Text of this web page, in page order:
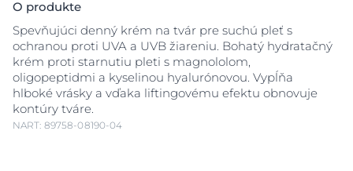
O produkte
Spevňujúci denný krém na tvár pre suchú pleť s
ochranou proti UVA a UVB žiareniu. Bohatý hydratačný
krém proti starnutiu pleti s magnololom,
oligopeptidmi a kyselinou hyalurónovou. Vypĺňa
hlboké vrásky a vďaka liftingovému efektu obnovuje
kontúry tváre.
NART: 89758-08190-04